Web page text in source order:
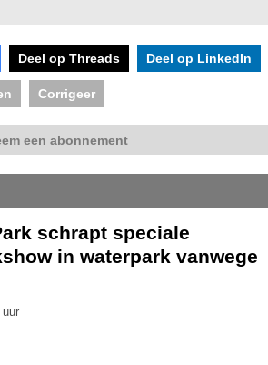
Deel op Threads Deel op LinkedIn
Corrigeer
een abonnement
schrapt speciale
in waterpark vanwege
uur